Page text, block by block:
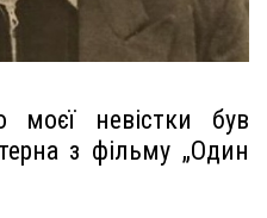
моєї невістки був
з фільму „Один